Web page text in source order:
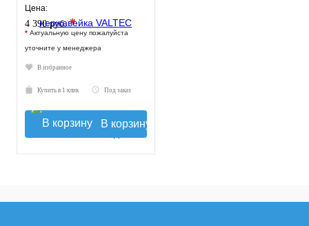
выходов 50мм
Цена:
4 390 руб.*
* Актуальную цену пожалуйста
уточните у менеджера
В избранное
Купить в 1 клик Под заказ
В корзину